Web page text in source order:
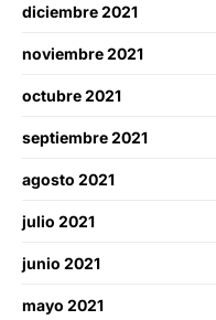
diciembre 2021
noviembre 2021
octubre 2021
septiembre 2021
agosto 2021
julio 2021
junio 2021
mayo 2021